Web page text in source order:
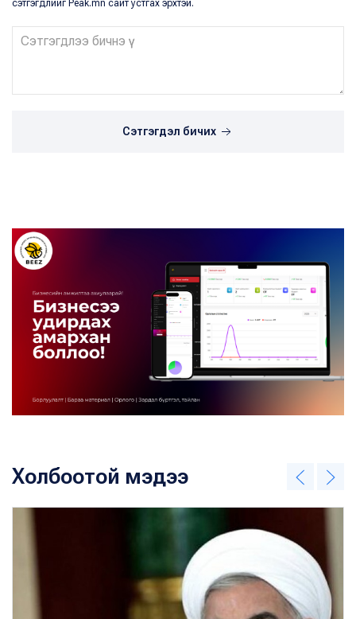
сэтгэгдлийг Peak.mn сайт устгах эрхтэй.
Сэтгэгдэл бичих
Холбоотой мэдээ